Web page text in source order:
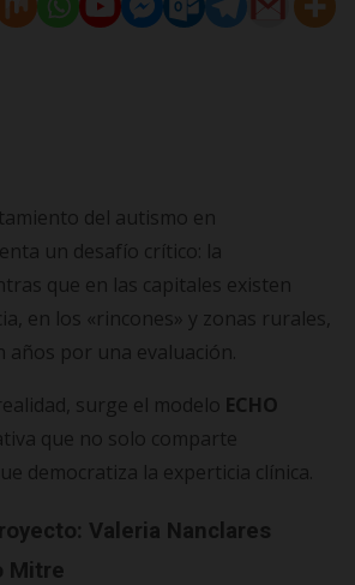
del autismo en
un desafío crítico: la
que en las capitales existen
en los «rincones» y zonas rurales,
años por una evaluación.
surge el modelo ECHO
que no solo comparte
democratiza la experticia clínica.
Valeria Nanclares
Mitre